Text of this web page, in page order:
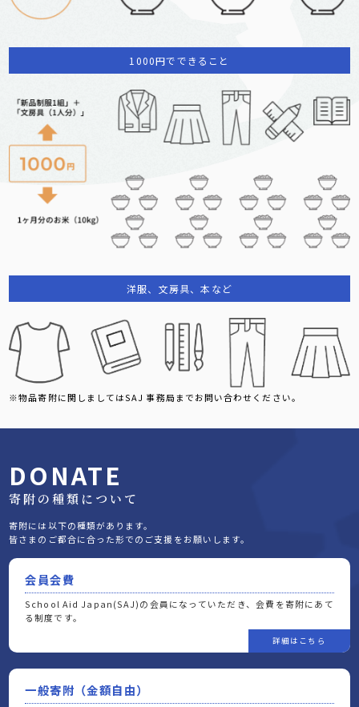
1000円でできること
洋服、文房具、本など
※物品寄附に関しましてはSAJ 事務局までお問い合わせください。
DONATE
寄附の種類について
寄附には以下の種類があります。
皆さまのご都合に合った形でのご支援をお願いします。
会員会費
School Aid Japan(SAJ)の会員になっていただき、会費を寄附にあて
る制度です。
一般寄附（金額自由）